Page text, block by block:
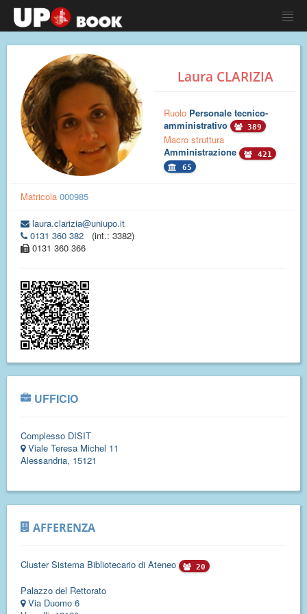
Laura CLARIZIA
Ruolo Personale tecnico-
amministrativo
389
Macro struttura
Amministrazione
421
65
Matricola 000985
laura.clarizia@uniupo.it
0131 360 382
(int.: 3382)
0131 360 366
UFFICIO
Complesso DISIT
Viale Teresa Michel 11
Alessandria, 15121
AFFERENZA
Cluster Sistema Bibliotecario di Ateneo 20
Palazzo del Rettorato
Via Duomo 6